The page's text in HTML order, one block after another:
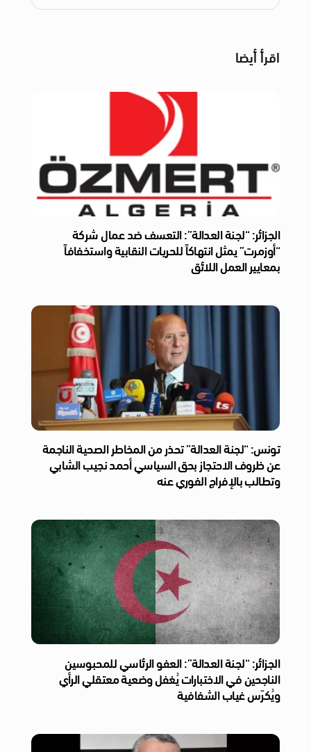
اقرأ أيضا
الجزائر: “لجنة العدالة”: التعسف ضد عمال شركة
“أوزمرت” يمثل انتهاكاً للحريات النقابية واستخفافاً
بمعايير العمل اللائق
تونس: “لجنة العدالة” تحذر من المخاطر الصحية الناجمة
عن ظروف الاحتجاز بحق السياسي أحمد نجيب الشابي
وتطالب بالإفراج الفوري عنه
الجزائر: “لجنة العدالة”: العفو الرئاسي للمحبوسين
الناجحين في الاختبارات يُغفل وضعية معتقلي الرأي
ويُكرّس غياب الشفافية